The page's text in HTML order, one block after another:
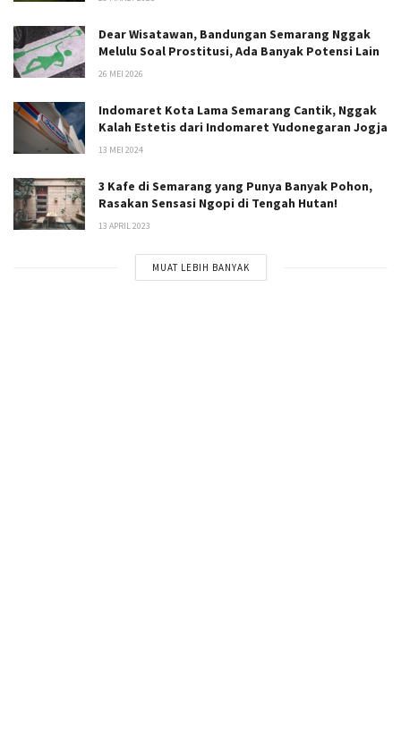
Dear Wisatawan, Bandungan Semarang Nggak
Melulu Soal Prostitusi, Ada Banyak Potensi Lain
26 MEI 2026
Indomaret Kota Lama Semarang Cantik, Nggak
Kalah Estetis dari Indomaret Yudonegaran Jogja
13 MEI 2024
3 Kafe di Semarang yang Punya Banyak Pohon,
Rasakan Sensasi Ngopi di Tengah Hutan!
13 APRIL 2023
MUAT LEBIH BANYAK